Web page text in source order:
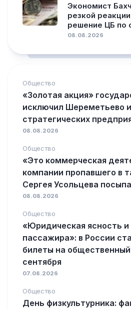
Экономист
резкой
решение ЦБ по
08.08.2026
Общество
«Золотая акция»
исключил Шереметьево
стратегических
08.08.2026
Общество
«Это коммерческая
компании пропавшего в
Сергея Усольцева
08.08.2026
Общество
«Юридическая ясность
пассажира»: в России
билеты на общественный
сентября
07.08.2026
Общество
День физкультурника: